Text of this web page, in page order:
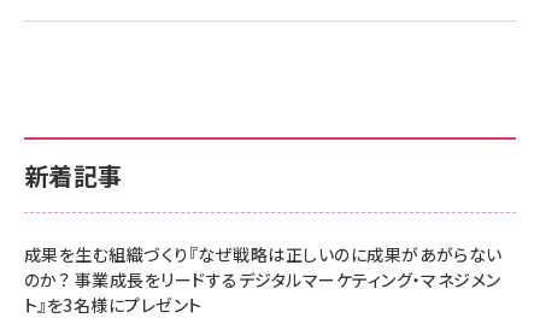
新着記事
成果を生む組織づくり『なぜ戦略は正しいのに成果があがらない
のか？ 事業成長をリードするデジタルマーケティング・マネジメン
ト』を3名様にプレゼント